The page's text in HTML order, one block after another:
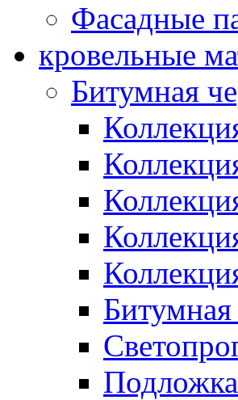
Фасадные
кровельные
Битумная